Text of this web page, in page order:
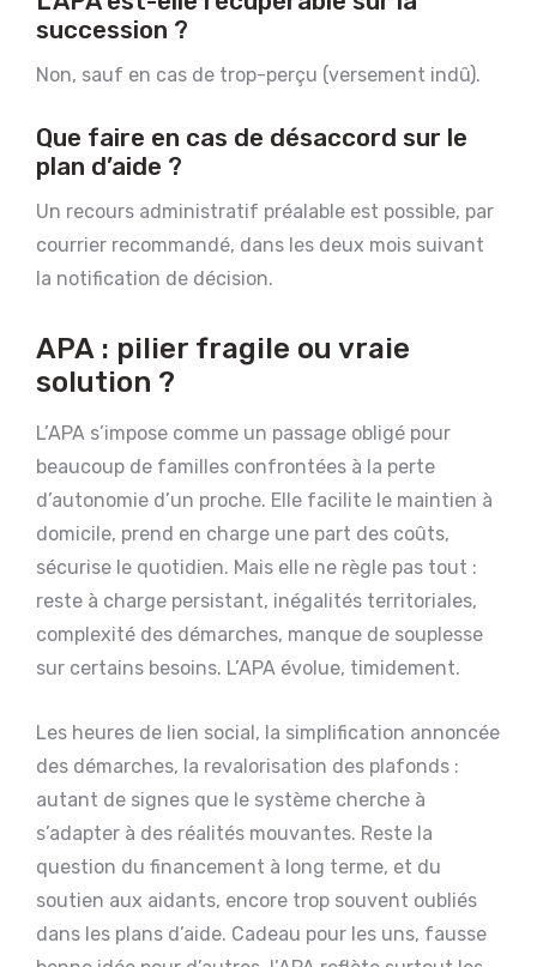
succession ?
Non, sauf en cas de trop-perçu (versement indû).
Que faire en cas de désaccord sur le
plan d’aide ?
Un recours administratif préalable est possible, par
courrier recommandé, dans les deux mois suivant
la notification de décision.
APA : pilier fragile ou vraie
solution ?
L’APA s’impose comme un passage obligé pour
beaucoup de familles confrontées à la perte
d’autonomie d’un proche. Elle facilite le maintien à
domicile, prend en charge une part des coûts,
sécurise le quotidien. Mais elle ne règle pas tout :
reste à charge persistant, inégalités territoriales,
complexité des démarches, manque de souplesse
sur certains besoins. L’APA évolue, timidement.
Les heures de lien social, la simplification annoncée
des démarches, la revalorisation des plafonds :
autant de signes que le système cherche à
s’adapter à des réalités mouvantes. Reste la
question du financement à long terme, et du
soutien aux aidants, encore trop souvent oubliés
dans les plans d’aide. Cadeau pour les uns, fausse